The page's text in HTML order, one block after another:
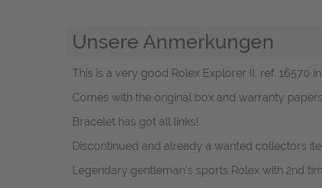
Unsere Anmerkungen
This is a very good Rolex Explorer II, ref. 16570
Comes with the original box and warranty
Bracelet has got all links!
Discontinued and already a wanted collectors
Legendary gentleman's sports Rolex with 2nd